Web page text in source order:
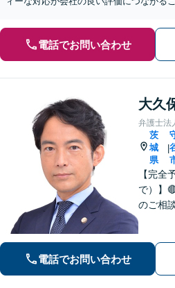
電話でお問い合わせ
大久
弁護士法
茨
城
県
|
【完全
で）】
のご相
など
化する
電話でお問い合わせ